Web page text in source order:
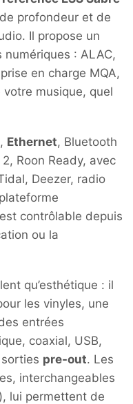
profondeur et de
Il propose un
: ALAC,
en charge MQA,
musique, quel
, Ethernet, Bluetooth
Roon Ready, avec
Deezer, radio
contrôlable depuis
ou la
qu’esthétique : il
les vinyles, une
entrées
coaxial, USB,
pre-out. Les
interchangeables
lui permettent de